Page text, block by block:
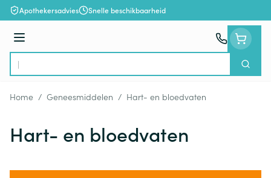
Ga naar de inhoud
Apothekersadvies Snelle beschikbaarheid
Menu
Product, merk, categorie...
Zoek
Home / Geneesmiddelen / Hart- en bloedvaten
Hart- en bloedvaten